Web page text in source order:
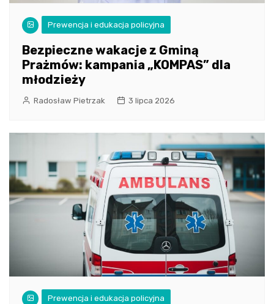
Prewencja i edukacja policyjna
Bezpieczne wakacje z Gminą
Prażmów: kampania „KOMPAS” dla
młodzieży
Radosław Pietrzak 3 lipca 2026
Prewencja i edukacja policyjna